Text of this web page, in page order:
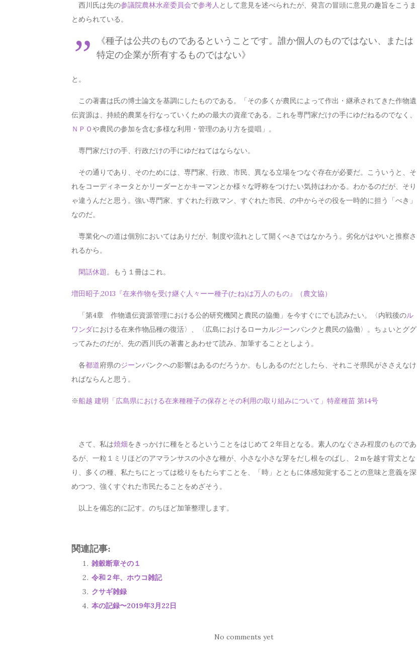
西川氏は先の参議院農林水産委員会で参考人 として意見を述べられたが、発言の冒頭に意見の趣旨をこうま
とめられている。
《種子は公共のものであるということです。誰か個人のものではない、または
特定の企業が所有するものではない》
と。
この著書は氏の博士論文を基調にしたものである。「その多くが農民によって作出・継承されてきた作物遺
伝資源は、持続的農業を行なっていくための最大の資産である。これを専門家だけの手にゆだねるのでなく、
ＮＰＯや農民の参加を含む多様な利用・管理のあり方を提唱」。
専門家だけの手、行政だけの手にゆだねてはならない。
その通りであり、そのためには、専門家、行政、市民、異なる立場をつなぐ存在が必要だ。こういうと、そ
れをコーディネータとかリーダーとかキーマンとか様々な呼称をつけたい気持はわかる。わかるのだが、そり
ゃ違うんだと思う。強い専門家、すぐれた行政マン、すぐれた市民、の中からその役を一時的に担う「べき」
なのだ。
専業化への道は個別においてはありだが、制度や流れとして開くべきではなかろう。劣化がはやいと推察さ
れるから。
閑話休題。もう１冊はこれ。
増田昭子,2013『在来作物を受け継ぐ人々ーー種子(たね)は万人のもの』（農文協）
「第4章 作物遺伝資源管理における公的研究機関と農民の協働」を今すぐにでも読みたい。〈内戦後のル
ワンダにおける在来作物品種の復活〉、〈広島におけるローカルジーンバンクと農民の協働〉。ちょいとググ
ってみたのだが、先の西川氏の著書とあわせて読み、加筆することとしよう。
各都道府県のジーンバンクへの影響はあるのだろうか。もしあるのだとしたら、それこそ県民がささえなけ
ればならんと思う。
※船越 建明「広島県における在来種種子の保存とその利用の取り組みについて」特産種苗 第14号
さて、私は焼畑をきっかけに種をとるということをはじめて２年目となる。素人のなぐさみ程度のものであ
るが、一粒１ミリほどのアマランサスの小さな種が、小さな小さな芽をだし根をのばし、２mを越す背丈とな
り、多くの種、私たちにとっては稔りをもたらすことを、「時」とともに体感知覚することの意味と意義を深
めつつ、強くすぐれた市民たることをめざそう。
以上を備忘的に記す。のちほど加筆整理します。
関連記事:
雑穀断章その１
令和２年、ホウコ雑記
クサギ雑録
本の記録〜2019年3月22日
No comments yet